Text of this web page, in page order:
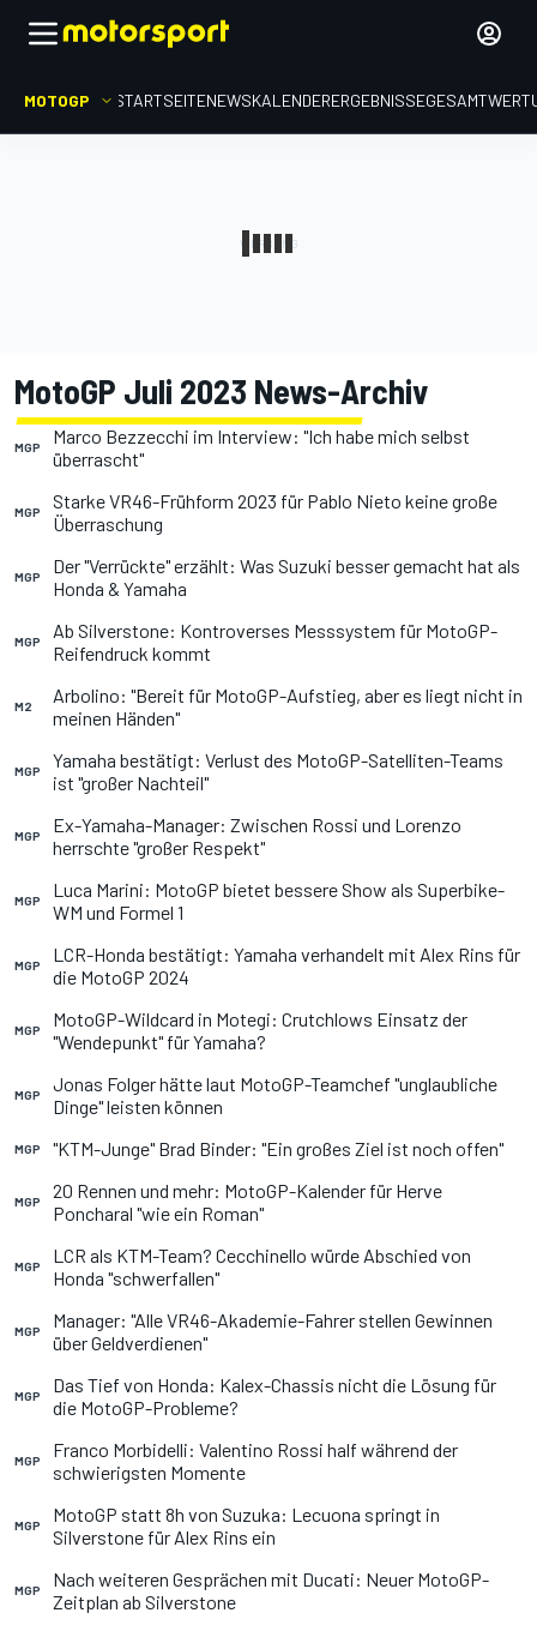
MOTOGP STARTSEITENEWSKALENDERERGEBNISSE
MotoGP Juli 2023 News-Archiv
MGP
Marco Bezzecchi im Interview: "Ich habe mich selbst
überrascht"
MGP
Starke VR46-Frühform 2023 für Pablo Nieto keine große
Überraschung
MGP
Der "Verrückte" erzählt: Was Suzuki besser gemacht hat als
Honda & Yamaha
MGP
Ab Silverstone: Kontroverses Messsystem für MotoGP-
Reifendruck kommt
M2
Arbolino: "Bereit für MotoGP-Aufstieg, aber es liegt nicht in
meinen Händen"
MGP
Yamaha bestätigt: Verlust des MotoGP-Satelliten-Teams
ist "großer Nachteil"
MGP
Ex-Yamaha-Manager: Zwischen Rossi und Lorenzo
herrschte "großer Respekt"
MGP
Luca Marini: MotoGP bietet bessere Show als Superbike-
WM und Formel 1
MGP
LCR-Honda bestätigt: Yamaha verhandelt mit Alex Rins für
die MotoGP 2024
MGP
MotoGP-Wildcard in Motegi: Crutchlows Einsatz der
"Wendepunkt" für Yamaha?
MGP
Jonas Folger hätte laut MotoGP-Teamchef "unglaubliche
Dinge" leisten können
MGP "KTM-Junge" Brad Binder: "Ein großes Ziel ist noch offen"
MGP
20 Rennen und mehr: MotoGP-Kalender für Herve
Poncharal "wie ein Roman"
MGP
LCR als KTM-Team? Cecchinello würde Abschied von
Honda "schwerfallen"
MGP
Manager: "Alle VR46-Akademie-Fahrer stellen Gewinnen
über Geldverdienen"
MGP
Das Tief von Honda: Kalex-Chassis nicht die Lösung für
die MotoGP-Probleme?
MGP
Franco Morbidelli: Valentino Rossi half während der
schwierigsten Momente
MGP
MotoGP statt 8h von Suzuka: Lecuona springt in
Silverstone für Alex Rins ein
MGP
Nach weiteren Gesprächen mit Ducati: Neuer MotoGP-
Zeitplan ab Silverstone